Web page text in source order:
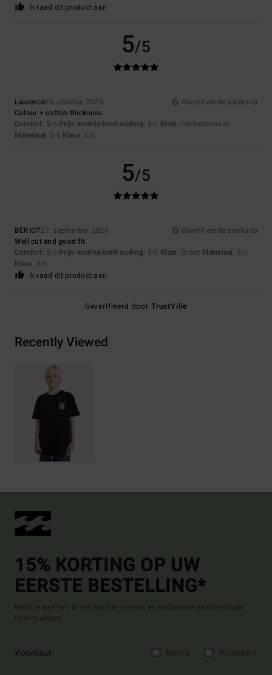
Ik raad dit product aan
5/5
Laurence25. oktober 2025
Geverifieerde aankoop
Colour + cotton thickness
Comfort: 5/5 Prijs-kwaliteitverhouding: 5/5 Maat: Perfecte maat
Materiaal: 5/5 Kleur: 5 /5
5/5
BERIOT27. september 2025
Geverifieerde aankoop
Well cut and good fit
Comfort: 5/5 Prijs-kwaliteitverhouding: 5/5 Maat: Groot Materiaal: 5/5
Kleur: 5/5
Ik raad dit product aan
Geverifieerd door TrustVille
Recently Viewed
15% KORTING OP UW
EERSTE BESTELLING*
Meld je aan om al het laatste nieuws en exclusieve aanbiedingen
te ontvangen.
Voorkeur